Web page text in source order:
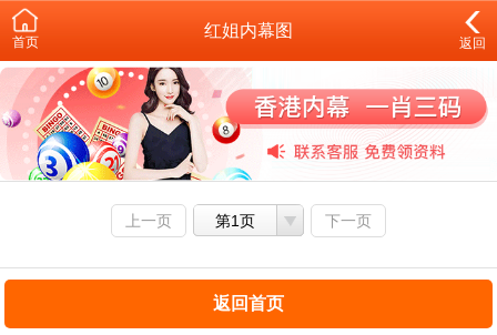
首页
红姐内幕图
返回
上一页 第1页 下一页
返回首页